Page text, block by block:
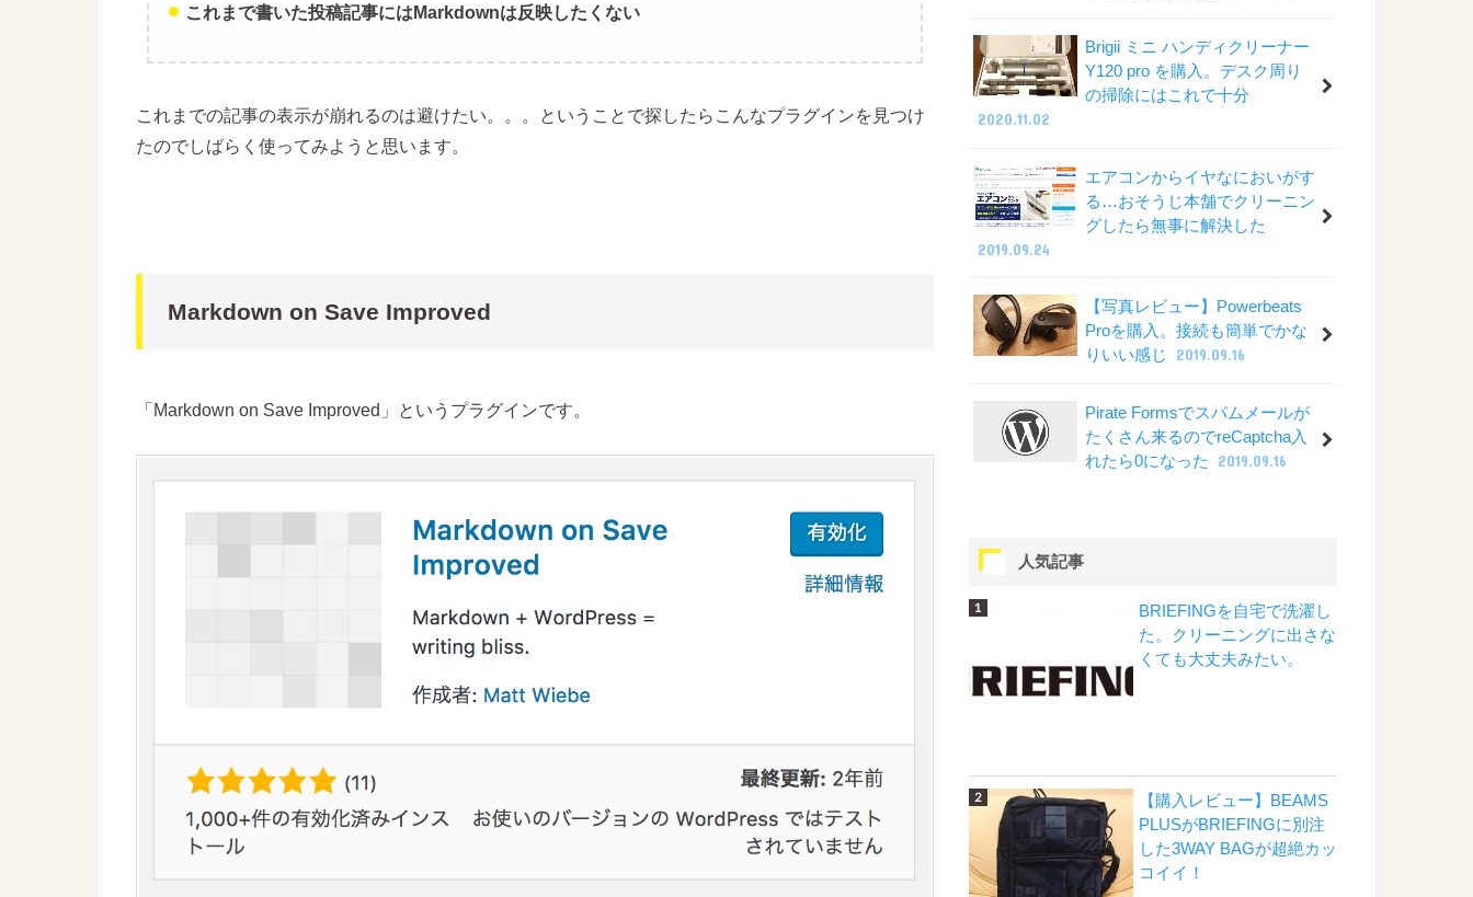
これまで書いた投稿記事にはMarkdownは反映したくない
これまでの記事の表示が崩れるのは避けたい。。。ということで探したらこんなプラグインを見つけ
たのでしばらく使ってみようと思います。
Markdown on Save Improved
「Markdown on Save Improved」というプラグインです。
Brigii ミニ ハンディクリーナー
Y120 pro を購入。デスク周り
の掃除にはこれで十分
2020.11.02
エアコンからイヤなにおいがす
る…おそうじ本舗でクリーニン
グしたら無事に解決した
2019.09.24
【写真レビュー】Powerbeats
Proを購入。接続も簡単でかな
りいい感じ
2019.09.16
Pirate Formsでスパムメールが
たくさん来るのでreCaptcha入
れたら0になった
2019.09.16
人気記事
BRIEFINGを自宅で洗濯し
た。クリーニングに出さな
くても大丈夫みたい。
【購入レビュー】BEAMS
PLUSがBRIEFINGに別注
した3WAY BAGが超絶カッ
コイイ！